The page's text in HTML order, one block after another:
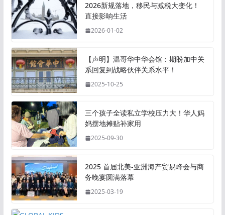
2026新规落地，移民与减税大变化！
直接影响生活
2026-01-02
【声明】温哥华中华会馆：期盼加中关
系回复到战略伙伴关系水平！
2025-10-25
三个孩子全读私立学校压力大！华人妈
妈摆地摊贴补家用
2025-09-30
2025 首届北美-亚洲海产贸易峰会与商
务晚宴圆满落幕
2025-03-19